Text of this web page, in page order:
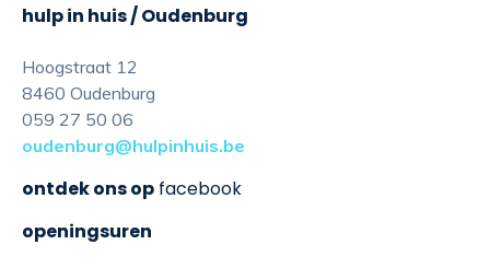
t
v
i
e
hulp in huis / Oudenburg
Hoogstraat 12
8460 Oudenburg
059 27 50 06
oudenburg@hulpinhuis.be
ontdek ons op facebook
openingsuren